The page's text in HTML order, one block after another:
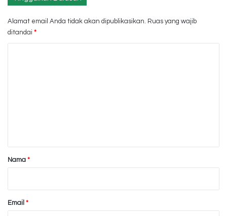
Alamat email Anda tidak akan dipublikasikan. Ruas yang wajib
ditandai *
rNama *
Email *